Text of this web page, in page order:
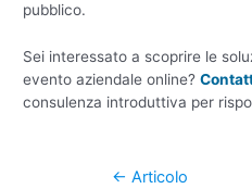
pubblico.
Sei interessato a scoprire le
evento aziendale online?
consulenza introduttiva per
← Articolo